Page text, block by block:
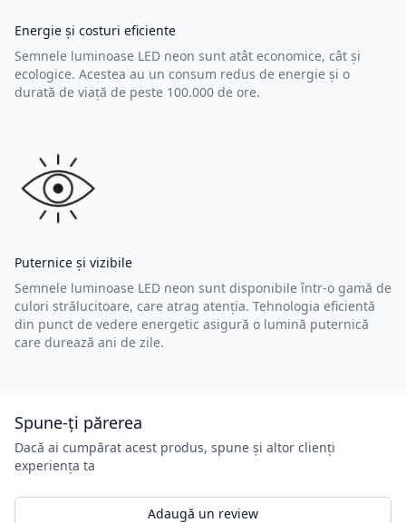
Energie și costuri eficiente
Semnele luminoase LED neon sunt atât economice, cât și
ecologice. Acestea au un consum redus de energie și o
durată de viață de peste 100.000 de ore.
Puternice și vizibile
Semnele luminoase LED neon sunt disponibile într-o gamă de
culori strălucitoare, care atrag atenția. Tehnologia eficientă
din punct de vedere energetic asigură o lumină puternică
care durează ani de zile.
Spune-ți părerea
Dacă ai cumpărat acest produs, spune și altor clienți
experiența ta
Adaugă un review